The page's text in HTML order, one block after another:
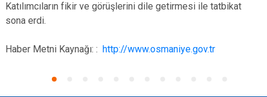
Katılımcıların fikir ve görüşlerini dile getirmesi ile tatbikat
sona erdi.
Haber Metni Kaynağı: : http://www.osmaniye.gov.tr